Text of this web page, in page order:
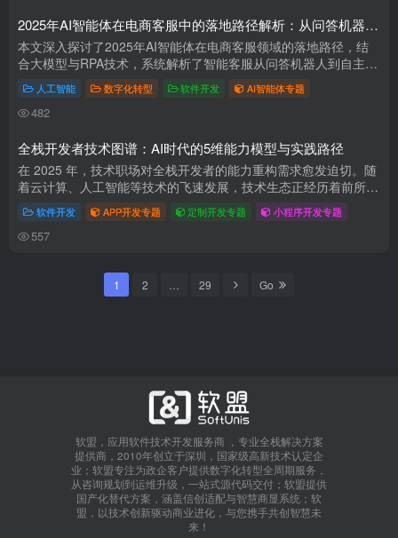
2025年AI智能体在电商客服中的落地路径解析：从问答机器人到自主决策系统的进化
本文深入探讨了2025年AI智能体在电商客服领域的落地路径，结
合大模型与RPA技术，系统解析了智能客服从问答机器人到自主决
策系统的进化过程。文章通过真实场景SOP设计与ROI测算模型，
为电商企业...
人工智能 数字化转型 软件开发 AI智能体专题
482
全栈开发者技术图谱：AI时代的5维能力模型与实践路径
在 2025 年，技术职场对全栈开发者的能力重构需求愈发迫切。随
着云计算、人工智能等技术的飞速发展，技术生态正经历着前所未
有的演变。据相关数据显示，云计算市场规模在过去几年中持续增
长，预...
软件开发 APP开发专题 定制开发专题 小程序开发专题
557
1 2 29 Go
软盟，应用软件技术开发服务商 ，专业全栈解决方案
提供商，2010年创立于深圳，国家级高新技术认定企
业；软盟专注为政企客户提供数字化转型全周期服务，
从咨询规划到运维升级，一站式源代码交付；软盟提供
国产化替代方案，涵盖信创适配与智慧商显系统；软
盟，以技术创新驱动商业进化，与您携手共创智慧未
来！